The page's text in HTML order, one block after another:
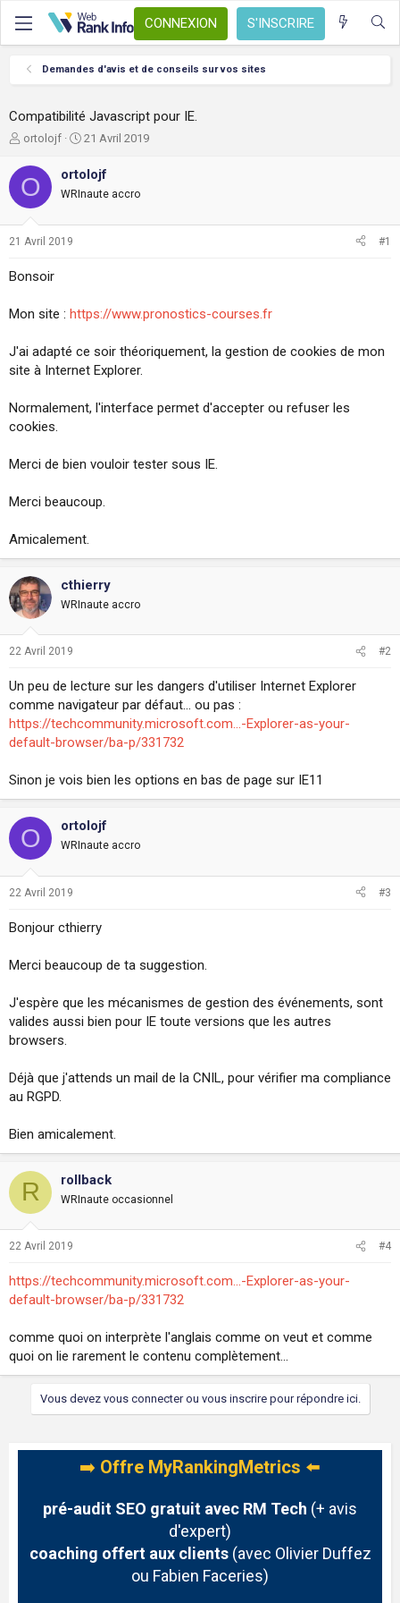
CONNEXION S'INSCRIRE
Demandes d'avis et de conseils sur vos sites
Compatibilité Javascript pour IE.
A
t
e
d
a
i
c
s
i
o
ortolojf
D
t
d
21 Avril 2019
O ortolojf
WRInaute accro
21 Avril 2019 #1
Bonsoir
Mon site : https://www.pronostics-courses.fr
J'ai adapté ce soir théoriquement, la gestion de cookies de mon
site à Internet Explorer.
Normalement, l'interface permet d'accepter ou refuser les
cookies.
Merci de bien vouloir tester sous IE.
Merci beaucoup.
Amicalement.
cthierry
WRInaute accro
22 Avril 2019 #2
Un peu de lecture sur les dangers d'utiliser Internet Explorer
comme navigateur par défaut... ou pas :
https://techcommunity.microsoft.com...-Explorer-as-your-
default-browser/ba-p/331732
Sinon je vois bien les options en bas de page sur IE11
O ortolojf
WRInaute accro
22 Avril 2019 #3
Bonjour cthierry
Merci beaucoup de ta suggestion.
J'espère que les mécanismes de gestion des événements, sont
valides aussi bien pour IE toute versions que les autres
browsers.
Déjà que j'attends un mail de la CNIL, pour vérifier ma compliance
au RGPD.
Bien amicalement.
R rollback
WRInaute occasionnel
22 Avril 2019 #4
https://techcommunity.microsoft.com...-Explorer-as-your-
default-browser/ba-p/331732
comme quoi on interprète l'anglais comme on veut et comme
quoi on lie rarement le contenu complètement...
Vous devez vous connecter ou vous inscrire pour répondre ici.
➡️ Offre MyRankingMetrics ⬅️
pré-audit SEO gratuit avec RM Tech (+ avis
d'expert)
coaching offert aux clients(avec Olivier Duffez
ou Fabien Faceries)